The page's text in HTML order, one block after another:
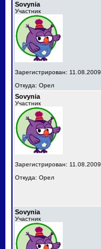
Sovynia
Участник
Зарегистрирован: 11.08.2009
Откуда: Орел
Sovynia
Участник
Зарегистрирован: 11.08.2009
Откуда: Орел
Sovynia
Участник